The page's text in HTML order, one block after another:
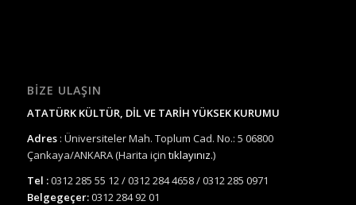
BIZE ULAŞIN
ATATÜRK KÜLTÜR, DİL VE TARİH YÜKSEK KURUMU
Adres : Üniversiteler Mah. Toplum Cad. No.: 5 06800
Çankaya/ANKARA (Harita için tıklayınız.)
Tel :0312 285 55 12 / 0312 284 4658 / 0312 285 0971
Belgegeçer:0312 284 92 01